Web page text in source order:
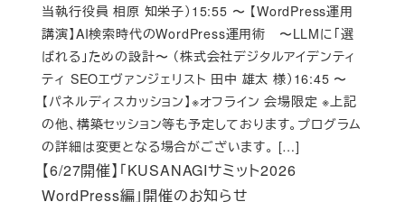
【6/27開催】「KUSANAGIサミット2026
WordPress編」開催のお知らせ
当執行役員 相原 知栄子）15:55 〜 【WordPress運用
講演】AI検索時代のWordPress運用術 〜LLMに「選
ばれる」ための設計〜 （株式会社デジタルアイデンティ
ティ SEOエヴァンジェリスト 田中 雄太 様）16:45 〜
【パネルディスカッション】※オフライン 会場限定 ※上記
の他、構築セッション等も予定しております。プログラム
の詳細は変更となる場合がございます。 […]